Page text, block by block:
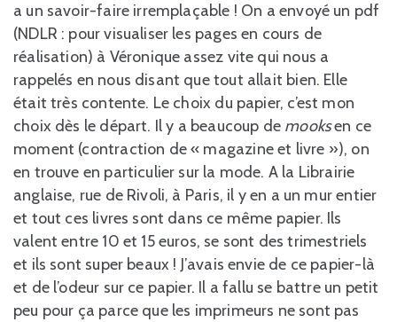
a un savoir-faire irremplaçable ! On a envoyé un pdf
(NDLR : pour visualiser les pages en cours de
réalisation) à Véronique assez vite qui nous a
rappelés en nous disant que tout allait bien. Elle
était très contente. Le choix du papier, c’est mon
choix dès le départ. Il y a beaucoup de mooksen ce
moment (contraction de « magazine et livre »), on
en trouve en particulier sur la mode. A la Librairie
anglaise, rue de Rivoli, à Paris, il y en a un mur entier
et tout ces livres sont dans ce même papier. Ils
valent entre 10 et 15 euros, se sont des trimestriels
et ils sont super beaux ! J’avais envie de ce papier-là
et de l’odeur sur ce papier. Il a fallu se battre un petit
peu pour ça parce que les imprimeurs ne sont pas